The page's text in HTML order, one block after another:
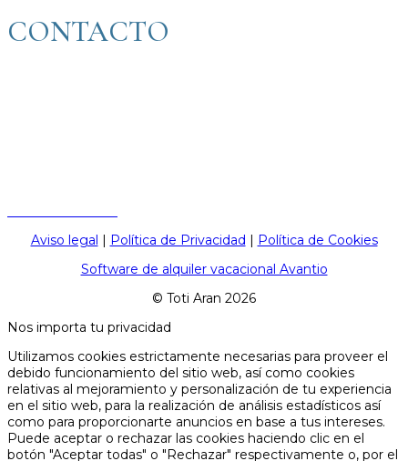
CONTACTO
Aviso legal | Política de Privacidad | Política de Cookies
Software de alquiler vacacional Avantio
© Toti Aran 2026
Nos importa tu privacidad
Utilizamos cookies estrictamente necesarias para proveer el
debido funcionamiento del sitio web, así como cookies
relativas al mejoramiento y personalización de tu experiencia
en el sitio web, para la realización de análisis estadísticos así
como para proporcionarte anuncios en base a tus intereses.
Puede aceptar o rechazar las cookies haciendo clic en el
botón "Aceptar todas" o "Rechazar" respectivamente o, por el